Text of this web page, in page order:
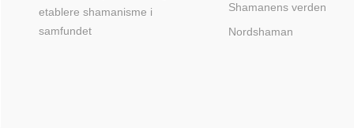
etablere shamanisme i
samfundet
Shamanens verden
Nordshaman